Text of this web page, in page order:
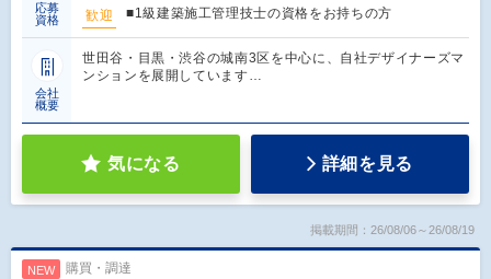
応募
資格
歓迎
■1級建築施工管理技士の資格をお持ちの方
会社
概要
世田谷・目黒・渋谷の城南3区を中心に、自社デザイナーズマ
ンションを展開しています…
気になる 詳細を見る
掲載期間：26/08/06～26/08/19
NEW 購買・調達